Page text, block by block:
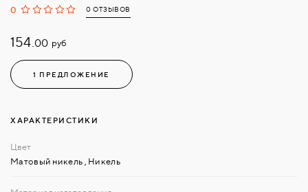
0 0 ОТЗЫВОВ
154.00 руб
1 ПРЕДЛОЖЕНИЕ
ХАРАКТЕРИСТИКИ
Матовый никель Никель